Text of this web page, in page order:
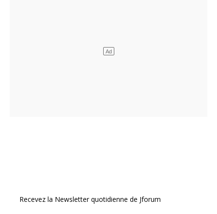
Recevez la Newsletter quotidienne de Jforum